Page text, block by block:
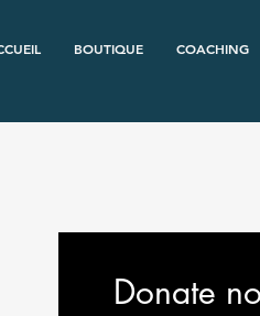
BOUTIQUE COACHING
Donate